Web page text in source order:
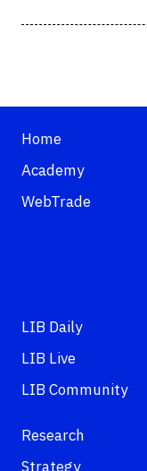
Home
Academy
WebTrade
LIB Daily
LIB Live
LIB Community
Research